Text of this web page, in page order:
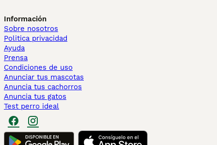
Información
Sobre nosotros
Politica privacidad
Ayuda
Prensa
Condiciones de uso
Anunciar tus mascotas
Anuncia tus cachorros
Anuncia tus gatos
Test perro ideal